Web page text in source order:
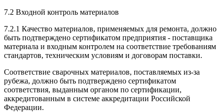
7.2 Входной контроль материалов
7.2.1 Качество материалов, применяемых для ремонта, должно
быть подтверждено сертификатом предприятия - поставщика
материала и входным контролем на соответствие требованиям
стандартов, техническим условиям и договорам поставки.
Соответствие сварочных материалов, поставляемых из-за
рубежа, должно быть подтверждено сертификатом
соответствия, выданным органом по сертификации,
аккредитованным в системе аккредитации Российской
Федерации.